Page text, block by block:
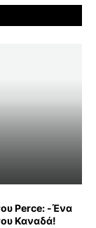
Perce: -Ένα
Καναδά!